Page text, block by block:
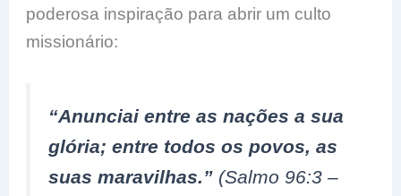
poderosa inspiração para abrir um culto
missionário:
“Anunciai entre as nações a sua
glória; entre todos os povos, as
suas maravilhas.” (Salmo 96:3 –